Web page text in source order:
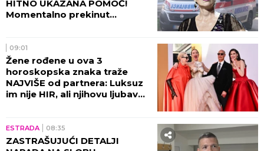
MESECIMA JE PRIKOVANA ZA
KREVET, NAŠOJ PEVAČICI
NAPOKON SAOPŠTENA
DIJAGNOZA! Stigle vesti
direktno od lekara!
NOSILA MRTVOG BLIZANCA U
SEBI 21 GODINU! Jeziva